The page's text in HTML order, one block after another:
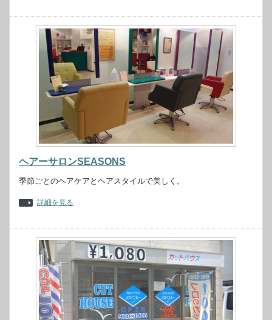
ヘアーサロンSEASONS
季節ごとのヘアケアとヘアスタイルで美しく。
詳細を見る